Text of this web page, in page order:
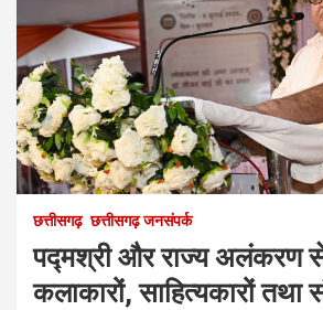
छत्तीसगढ़ छत्तीसगढ़ जनसंपर्क
पद्मश्री और राज्य अलंकरण से
कलाकारों, साहित्यकारों